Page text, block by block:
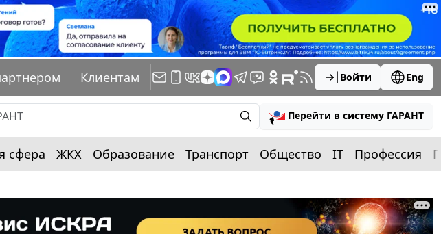
Клиентам Войти Eng
Перейти в систему ГАРАНТ
сфера ЖКХ Образование Транспорт Общество IT Профессия